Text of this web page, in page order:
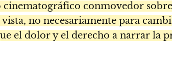
conmovedor
no necesariamente para
el dolor y el derecho a narrar la